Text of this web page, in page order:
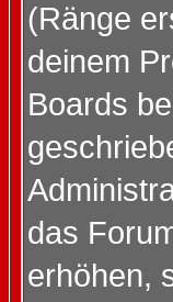
(Ränge
deinem
Boards
das
erhöhen,